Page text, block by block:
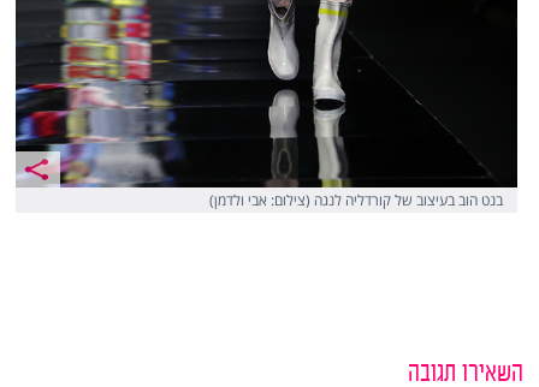
בנט הוב בעיצוב של קורדליה לנגה (צילום: אבי ולדמן)
השאירו תגובה